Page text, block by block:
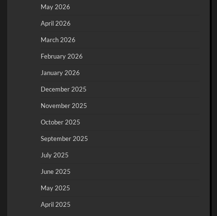
May 2026
April 2026
March 2026
February 2026
January 2026
December 2025
November 2025
October 2025
September 2025
July 2025
June 2025
May 2025
April 2025